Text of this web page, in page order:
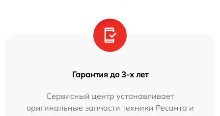
Гарантия до 3-х лет
Сервисный центр устанавливает
оригинальные запчасти техники Ресанта и